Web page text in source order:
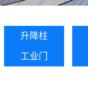
升降柱
工业门